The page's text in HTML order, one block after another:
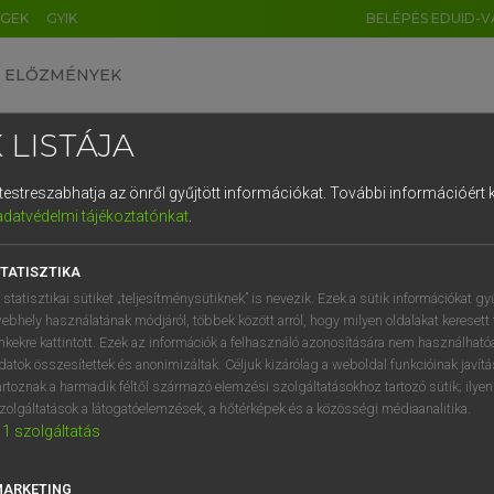
GYIK BELÉPÉS EDUID-
ELŐZMÉNYEK
angol szótár
fn
native town
home town
home/native town
keresése szótárainkban
LISTÁJA
az önről gyűjtött információkat. További információért
tájékoztatónkat.
statisztikai sütiket „teljesítménysütiknek” is nevezik. Ezek a sütik információkat
használatának módjáról, többek között arról, hogy milyen oldalakat keresett
kattintott. Ezek az információk a felhasználó azonosítására nem
összesítettek és anonimizáltak. Céljuk kizárólag a weboldal funkcióinak
a harmadik féltől származó elemzési szolgáltatásokhoz tartozó sütik;
a látogatóelemzések, a hőtérképek és a közösségi médiaanalitika.
1 szolgáltatás
DE CN FR ES IT NL
1 2 3 4 5 6 7 8 9
q w e r t z u i
a s d f g h j k l é
í y x c v b n m , .